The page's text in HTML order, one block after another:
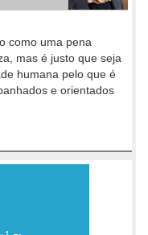
como uma pena
mas é justo que seja
humana pelo que é
e orientados